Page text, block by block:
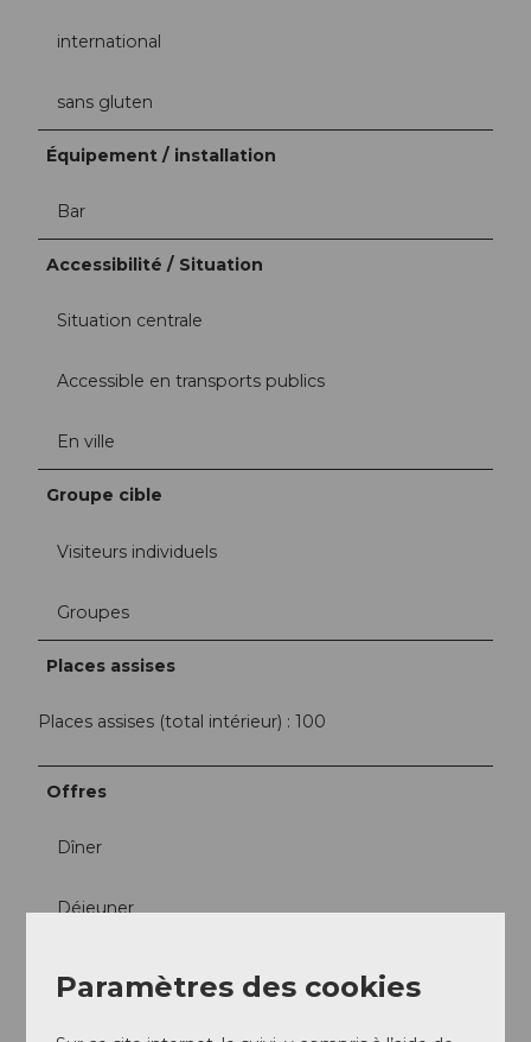
international
sans gluten
Équipement / installation
Bar
Accessibilité / Situation
Situation centrale
Accessible en transports publics
En ville
Groupe cible
Visiteurs individuels
Groupes
Places assises
Places assises (total intérieur) : 100
Offres
Dîner
Déjeuner
Paramètres des cookies